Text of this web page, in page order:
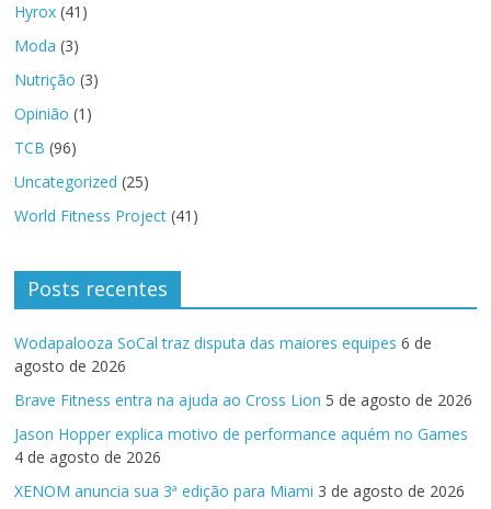
Hyrox (41)
Moda (3)
Nutrição (3)
Opinião (1)
TCB (96)
Uncategorized (25)
World Fitness Project (41)
Posts recentes
Wodapalooza SoCal traz disputa das maiores equipes 6 de
agosto de 2026
Brave Fitness entra na ajuda ao Cross Lion 5 de agosto de 2026
Jason Hopper explica motivo de performance aquém no Games
4 de agosto de 2026
XENOM anuncia sua 3ª edição para Miami 3 de agosto de 2026